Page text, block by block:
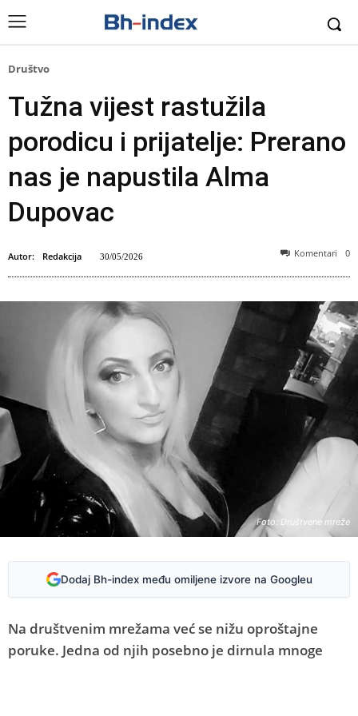
Društvo
Tužna vijest rastužila
porodicu i prijatelje: Prerano
nas je napustila Alma
Dupovac
Autor: Redakcija 30/05/2026 Komentari 0
Foto: Društvene mreže
Dodaj Bh-index među omiljene izvore na Googleu
Na društvenim mrežama već se nižu oproštajne
poruke. Jedna od njih posebno je dirnula mnoge